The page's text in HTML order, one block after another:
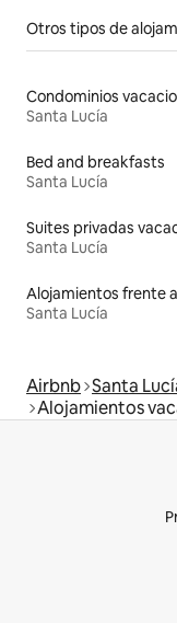
Otros tipos de
Condominios
Santa Lucía
Bed and breakfasts
Santa Lucía
Suites privadas
Santa Lucía
Alojamientos frente
Santa Lucía
Airbnb Santa
Alojamientos